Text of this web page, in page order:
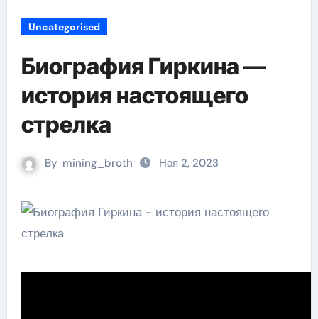
Uncategorised
Биография Гиркина —
история настоящего
стрелка
By mining_broth Ноя 2, 2023